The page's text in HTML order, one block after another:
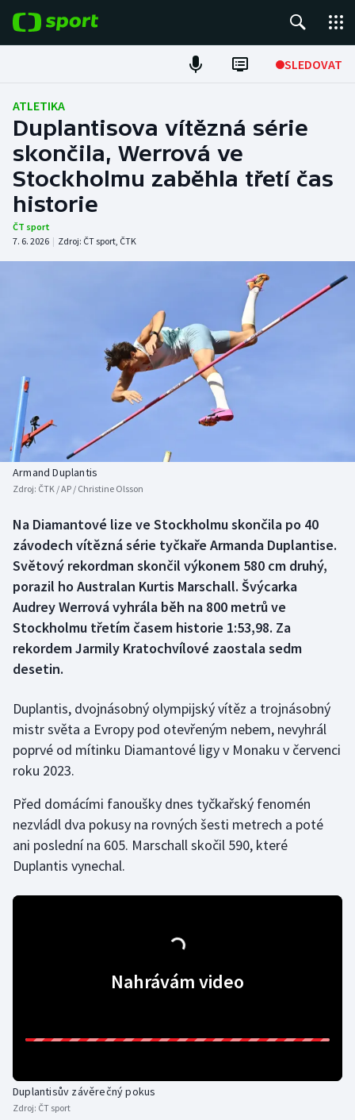
SLEDOVAT
Fotbal
Hokej
Tenis
Atletika
Baseball a softbal
Biatlon
Boby a skeleton
Box
Curling
Dostihy
Florbal
Futsal
Golf
Gymnastika
Jezdectví
Judo
Krasobruslení
Lyže a snowboard
Olympijské hry
Historické návraty
Aplikace ČT sport
AZ kvíz
ATLETIKA
Duplantisova vítězná série
skončila, Werrová ve
Stockholmu zaběhla třetí čas
historie
ČT sport
7. 6. 2026 | Zdroj: ČT sport, ČTK
Armand Duplantis
Zdroj: ČTK / AP / Christine Olsson
Na Diamantové lize ve Stockholmu skončila po 40
závodech vítězná série tyčkaře Armanda Duplantise.
Světový rekordman skončil výkonem 580 cm druhý,
porazil ho Australan Kurtis Marschall. Švýcarka
Audrey Werrová vyhrála běh na 800 metrů ve
Stockholmu třetím časem historie 1:53,98. Za
rekordem Jarmily Kratochvílové zaostala sedm
desetin.
Duplantis, dvojnásobný olympijský vítěz a trojnásobný
mistr světa a Evropy pod otevřeným nebem, nevyhrál
poprvé od mítinku Diamantové ligy v Monaku v červenci
roku 2023.
Před domácími fanoušky dnes tyčkařský fenomén
nezvládl dva pokusy na rovných šesti metrech a poté
ani poslední na 605. Marschall skočil 590, které
Duplantis vynechal.
Nahrávám video
Duplantisův závěrečný pokus
Zdroj: ČT sport